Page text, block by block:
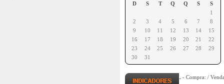
D S T Q Q S
S
1
2
3 4 5 6 7
8
9
10 11 12 13 14
15
16
17 18 19 20 21
22
23
24 25 26 27 28
29
30
31
DÓLAR COMERCIAL - Compra: /